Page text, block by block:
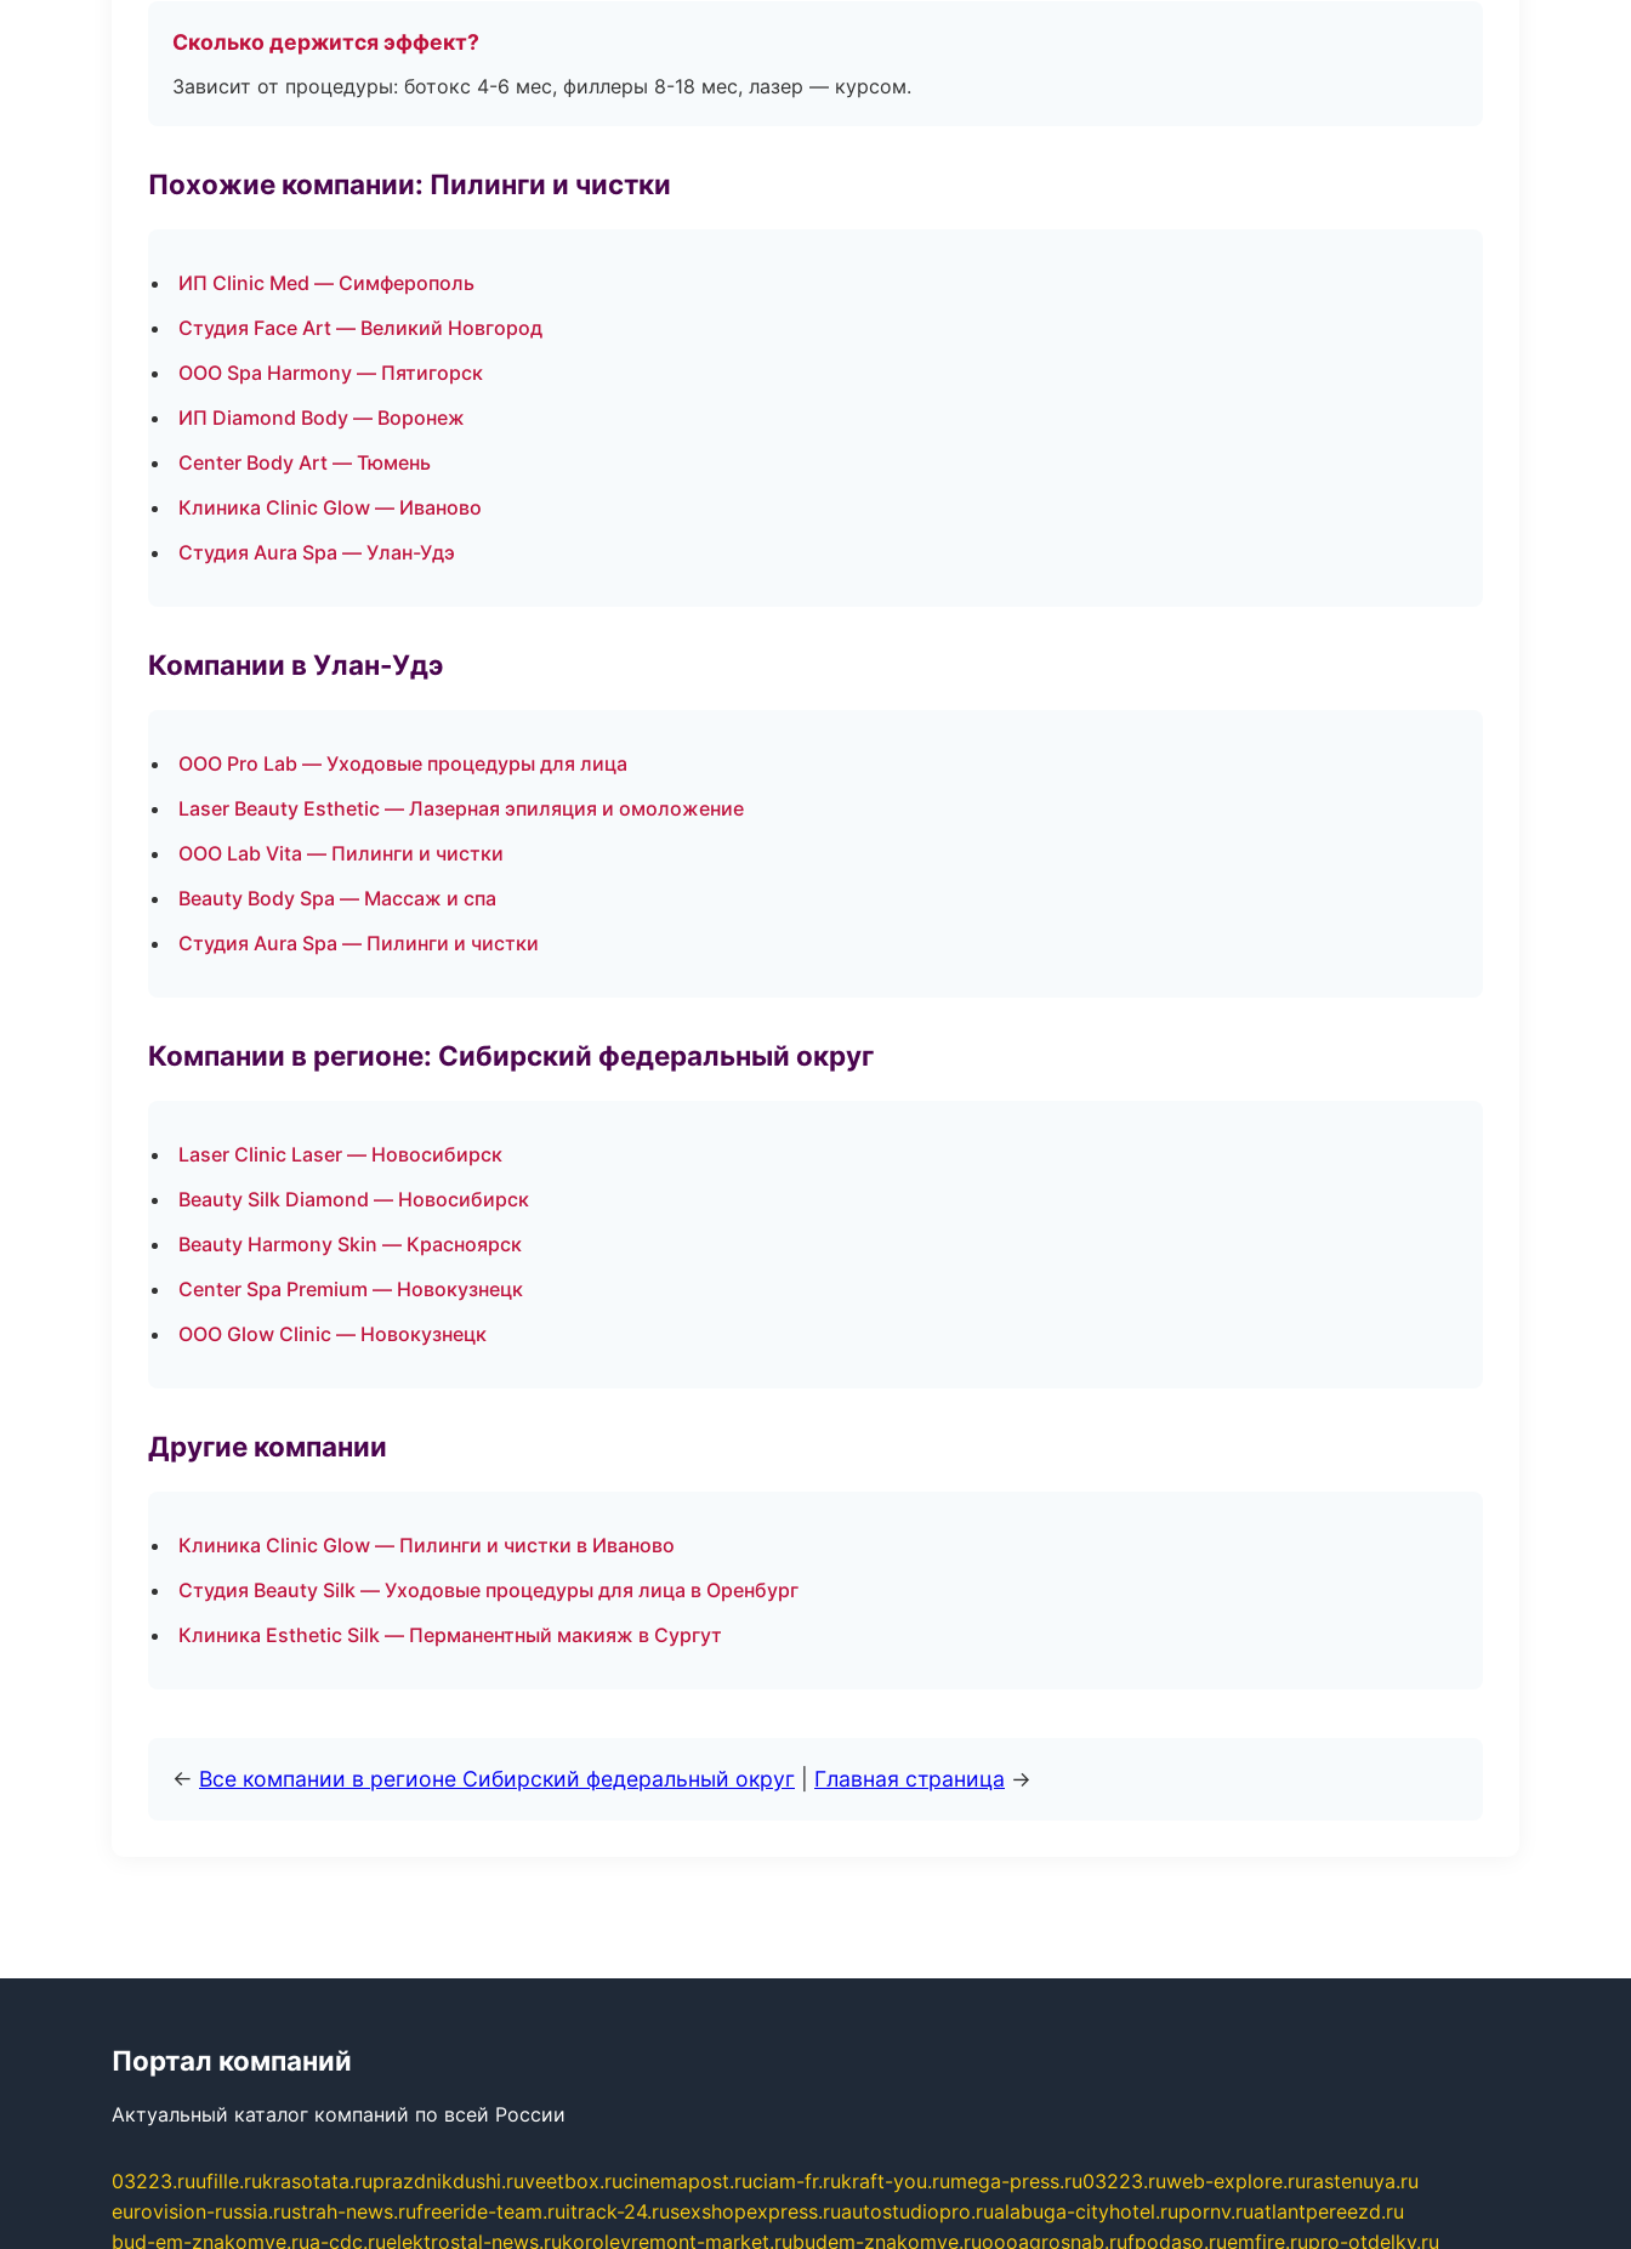
Сколько держится эффект?
Зависит от процедуры: ботокс 4-6 мес, филлеры 8-18 мес, лазер — курсом.
Похожие компании: Пилинги и чистки
ИП Clinic Med — Симферополь
Студия Face Art — Великий Новгород
ООО Spa Harmony — Пятигорск
ИП Diamond Body — Воронеж
Center Body Art — Тюмень
Клиника Clinic Glow — Иваново
Студия Aura Spa — Улан-Удэ
Компании в Улан-Удэ
ООО Pro Lab — Уходовые процедуры для лица
Laser Beauty Esthetic — Лазерная эпиляция и омоложение
ООО Lab Vita — Пилинги и чистки
Beauty Body Spa — Массаж и спа
Студия Aura Spa — Пилинги и чистки
Компании в регионе: Сибирский федеральный округ
Laser Clinic Laser — Новосибирск
Beauty Silk Diamond — Новосибирск
Beauty Harmony Skin — Красноярск
Center Spa Premium — Новокузнецк
ООО Glow Clinic — Новокузнецк
Другие компании
Клиника Clinic Glow — Пилинги и чистки в Иваново
Студия Beauty Silk — Уходовые процедуры для лица в Оренбург
Клиника Esthetic Silk — Перманентный макияж в Сургут
← Все компании в регионе Сибирский федеральный округ Главная страница →
Портал компаний
Актуальный каталог компаний по всей России
03223.ruufille.rukrasotata.ruprazdnikdushi.ruveetbox.rucinemapost.ruciam-fr.rukraft-you.rumega-press.ru03223.ruweb-explore.rurastenuya.ru
eurovision-russia.rustrah-news.rufreeride-team.ruitrack-24.rusexshopexpress.ruautostudiopro.rualabuga-cityhotel.rupornv.ruatlantpereezd.ru
bud-em-znakomye.rua-cdc.ruelektrostal-news.rukorolevremont-market.rubudem-znakomye.ruoooagrosnab.rufpodaso.ruemfire.rupro-otdelky.ru